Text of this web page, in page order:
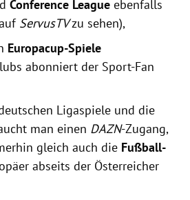
Conference League ebenfalls
ServusTVzu sehen),
Europacup-Spiele
abonniert der Sport-Fan
Ligaspiele und die
man einen DAZN-Zugang,
gleich auch die Fußball-
abseits der Österreicher